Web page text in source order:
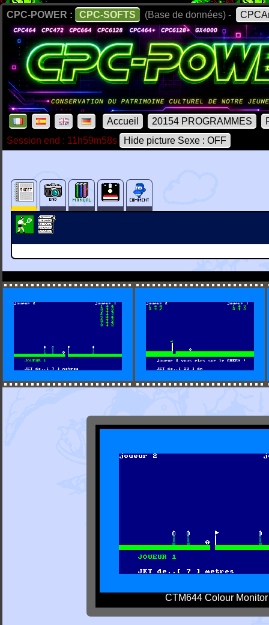
CPC-POWER : CPC-SOFTS (Base de données) -
Accueil 20154 PROGRAMMES
Session end : 11h59m58s
Hide picture Sexe : OFF
CTM644 Colour Monitor